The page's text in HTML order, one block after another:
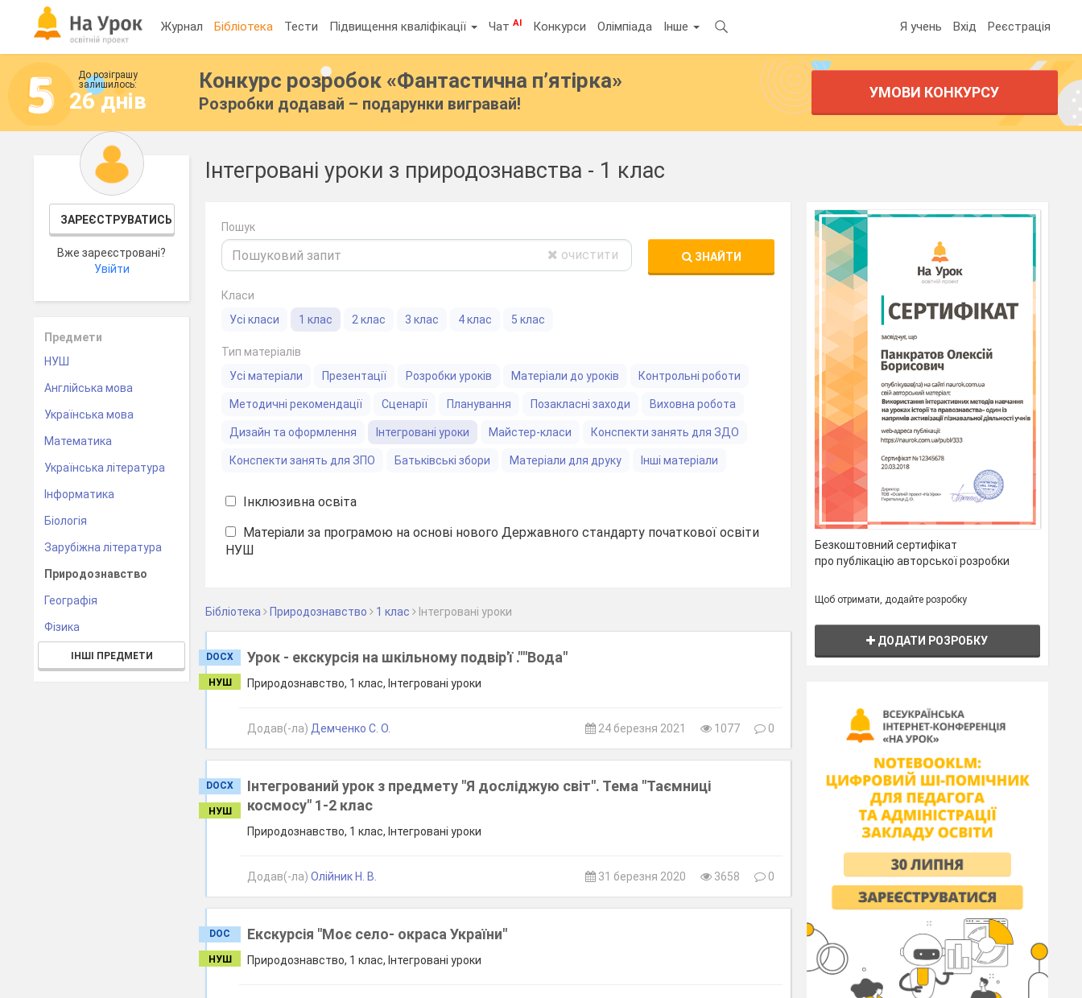
Журнал Бібліотека Тести Підвищення кваліфікації ЧатAI Конкурси Олімпіада Інше Я учень Вхід Реєстрація
До розіграшу
залишилось:
26 днів
Конкурс розробок «Фантастична п’ятірка»
Розробки додавай – подарунки вигравай!
УМОВИ КОНКУРСУ
ЗАРЕЄСТРУВАТИСЬ
Вже зареєстровані?
Увійти
Предмети
НУШ
Англійська мова
Українська мова
Математика
Українська література
Інформатика
Біологія
Зарубіжна література
Природознавство
Географія
Фізика
ІНШІ ПРЕДМЕТИ
Інтегровані уроки з природознавства - 1 клас
Пошук
очистити ЗНАЙТИ
Класи
Усі класи
1 клас 2 клас 3 клас 4 клас 5 клас
Тип матеріалів
Усі матеріали
Презентації Розробки уроків Матеріали до уроків Контрольні роботи
Методичні рекомендації Сценарії Планування Позакласні заходи Виховна робота
Дизайн та оформлення Інтегровані уроки Майстер-класи Конспекти занять для ЗДО
Конспекти занять для ЗПО Батьківські збори Матеріали для друку Інші матеріали
Інклюзивна освіта
Матеріали за програмою на основі нового Державного стандарту початкової освіти
НУШ
Бібліотека Природознавство 1 клас Інтегровані уроки
DOCX
НУШ
Урок - екскурсія на шкільному подвір'ї .""Вода"
Природознавство, 1 клас, Інтегровані уроки
Додав(-ла) Демченко С. О. 24 березня 2021 1077 0
DOCX
НУШ
Інтегрований урок з предмету "Я досліджую світ". Тема "Таємниці
космосу" 1-2 клас
Природознавство, 1 клас, Інтегровані уроки
Додав(-ла)Олійник Н. В. 31 березня 2020 3658 0
DOC
НУШ
Екскурсія "Моє село- окраса України"
Природознавство, 1 клас, Інтегровані уроки
Безкоштовний сертифікат
про публікацію авторської розробки
Щоб отримати, додайте розробку
ДОДАТИ РОЗРОБКУ